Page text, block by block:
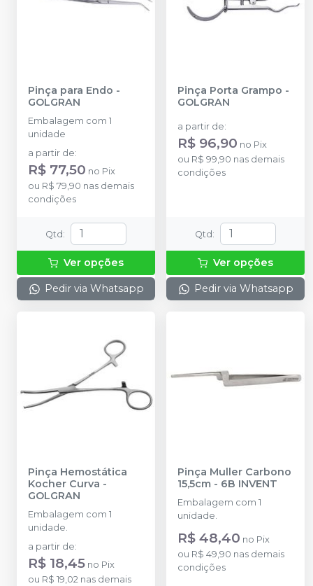
Pinça para Endo -
GOLGRAN
Embalagem com 1
unidade
a partir de:
R$ 77,50 no Pix
ou R$ 79,90 nas demais
condições
Qtd:
Ver opções
Pedir via Whatsapp
Pinça Porta Grampo -
GOLGRAN
a partir de:
R$ 96,90 no Pix
ou R$ 99,90 nas demais
condições
Qtd:
Ver opções
Pedir via Whatsapp
Pinça Hemostática
Kocher Curva -
GOLGRAN
Embalagem com 1
unidade.
a partir de:
R$ 18,45 no Pix
ou R$ 19,02 nas demais
Pinça Muller Carbono
15,5cm - 6B INVENT
Embalagem com 1
unidade.
R$ 48,40 no Pix
ou R$ 49,90 nas demais
condições